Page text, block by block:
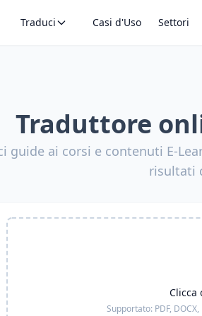
Traduci Casi d'Uso Settori
Traduttore
guide ai corsi e contenuti E-
risultati
Clicca
Supportato: PDF, DOCX,